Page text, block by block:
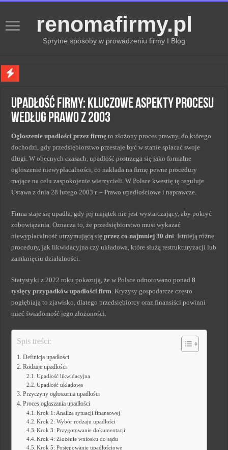
renomafirmy.pl
Sprytne sposoby w prowadzeniu firmy I Blog
Kiedy zmieniać strategię PR dla lepszych wyników
Monitorowanie wizerunku w sieci kluczem do sukcesu
Kryzys a zmiana strategii PR w skutecznym zarządzaniu
Adaptacja strategii PR kluczem do sukcesu w zmianach
Upadłość Firmy: Kluczowe Aspekty Procesu
Według Prawo z 2003
Ogłoszenie upadłości przez firmę to złożony proces prawny, do którego
dochodzi, gdy przedsiębiorstwo przestaje być w stanie spłacać swoje
długi. W obecnych czasach, upadłość postrzega się jako formalne
ogłoszenie niewypłacalności, co nakłada na firmę pewne procedury
mające na celu zaspokojenie wierzycieli. W Polsce kwestię tę reguluje
Ustawa z dnia 28 lutego 2003 r. – Prawo upadłościowe i naprawcze.
Firma staje się upadła, gdy jej majątek nie jest wystarczający, aby pokryć
zobowiązania. Oznacza to, że przedsiębiorstwo musi wykazać
niewypłacalność utrzymującą sięprzez co najmniej 30 dni. Istnieją różne
procedury, jak likwidacyjna czy układowa, które służą restrukturyzacji lub
zamknięciu działalności.
Statystyki z 2022 roku pokazują, że w Polsce odnotowano ponad8
tysięcy przypadków upadłości firm. Kryzysy gospodarcze często
pogłębiają to zjawisko, dlatego przedsiębiorcy oraz finansiści powinni
mieć świadomość jego złożoności.
Spis treści:
Definicja upadłości
Rodzaje upadłości
Upadłość likwidacyjna
Upadłość układowa
Przyczyny ogłoszenia upadłości
Proces ogłaszania upadłości
Krok 1: Analiza sytuacji finansowej
Krok 2: Wybór rodzaju upadłości
Krok 3: Przygotowanie dokumentacji
Krok 4: Złożenie wniosku do sądu
Krok 5: Postępowanie upadłościowe